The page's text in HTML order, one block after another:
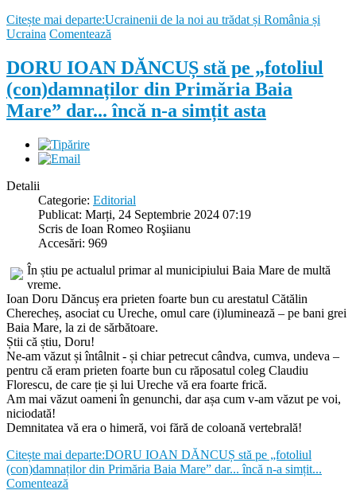
Citește mai departe:Ucrainenii de la noi au trădat și România și
Ucraina Comentează
DORU IOAN DĂNCUȘ stă pe „fotoliul
(con)damnaților din Primăria Baia
Mare” dar... încă n-a simțit asta
Detalii
Categorie: Editorial
Publicat: Marți, 24 Septembrie 2024 07:19
Scris de Ioan Romeo Roşiianu
Accesări: 969
În știu pe actualul primar al municipiului Baia Mare de multă
vreme.
Ioan Doru Dăncuș era prieten foarte bun cu arestatul Cătălin
Cherecheș, asociat cu Ureche, omul care (i)luminează – pe bani grei
Baia Mare, la zi de sărbătoare.
Știi că știu, Doru!
Ne-am văzut și întâlnit - și chiar petrecut cândva, cumva, undeva –
pentru că eram prieten foarte bun cu răposatul coleg Claudiu
Florescu, de care ție și lui Ureche vă era foarte frică.
Am mai văzut oameni în genunchi, dar așa cum v-am văzut pe voi,
niciodată!
Demnitatea vă era o himeră, voi fără de coloană vertebrală!
Citește mai departe:DORU IOAN DĂNCUȘ stă pe „fotoliul
(con)damnaților din Primăria Baia Mare” dar... încă n-a simțit...
Comentează